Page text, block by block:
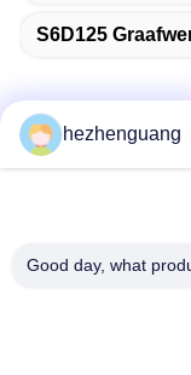
S6D125
Adres: De Markt
hezhenguang
Good day, what